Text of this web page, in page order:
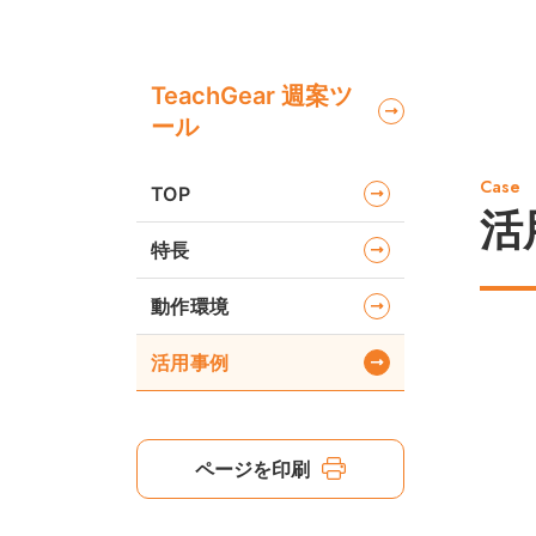
Case
活
TeachGear 週案ツ
ール
TOP
特長
動作環境
活用事例
ページを印刷